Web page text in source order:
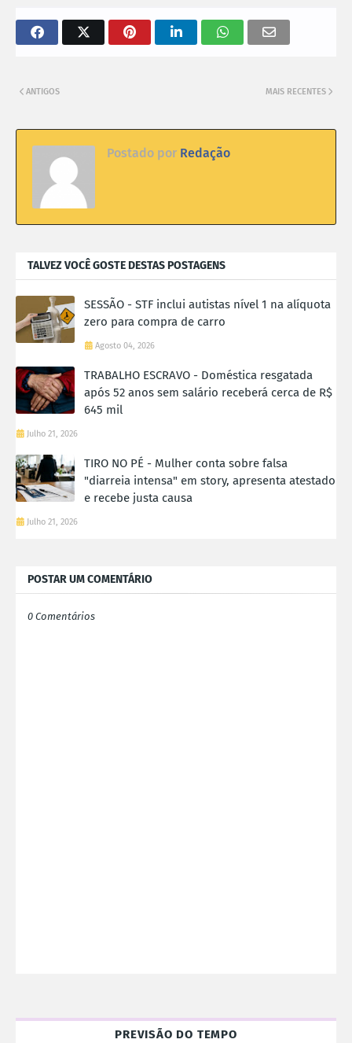
MAIS RECENTES
ANTIGOS
Postado por Redação
TALVEZ VOCÊ GOSTE DESTAS POSTAGENS
SESSÃO - STF inclui autistas nível 1 na alíquota
zero para compra de carro
Agosto 04, 2026
TRABALHO ESCRAVO - Doméstica resgatada
após 52 anos sem salário receberá cerca de R$
645 mil
Julho 21, 2026
TIRO NO PÉ - Mulher conta sobre falsa
"diarreia intensa" em story, apresenta atestado
e recebe justa causa
Julho 21, 2026
POSTAR UM COMENTÁRIO
0 Comentários
PREVISÃO DO TEMPO